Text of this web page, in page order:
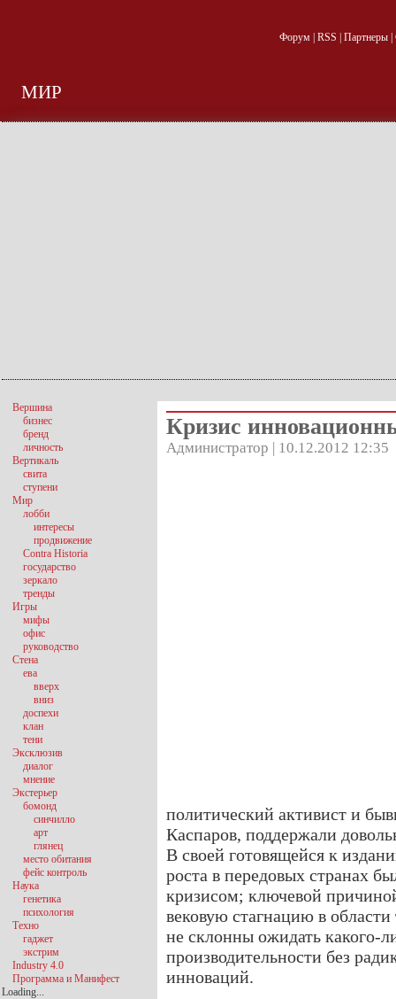
Форум| RSS Партнеры|
МИР
Кризис
Администратор | 10.12.2012 12:35
политический активист и
Каспаров, поддержали
В своей готовящейся к
роста в передовых странах
кризисом; ключевой
вековую стагнацию в
не склонны ожидать какого-
производительности без
инноваций.
Вершина
бизнес
бренд
личность
Вертикаль
свита
ступени
Мир
лобби
интересы
продвижение
Contra Historia
государство
зеркало
тренды
Игры
мифы
офис
руководство
Стена
ева
вверх
вниз
доспехи
клан
тени
Эксклюзив
диалог
мнение
Экстерьер
бомонд
синчилло
арт
глянец
место обитания
фейс контроль
Наука
генетика
психология
Техно
гаджет
экстрим
Industry 4.0
Программа и Манифест
Loading...